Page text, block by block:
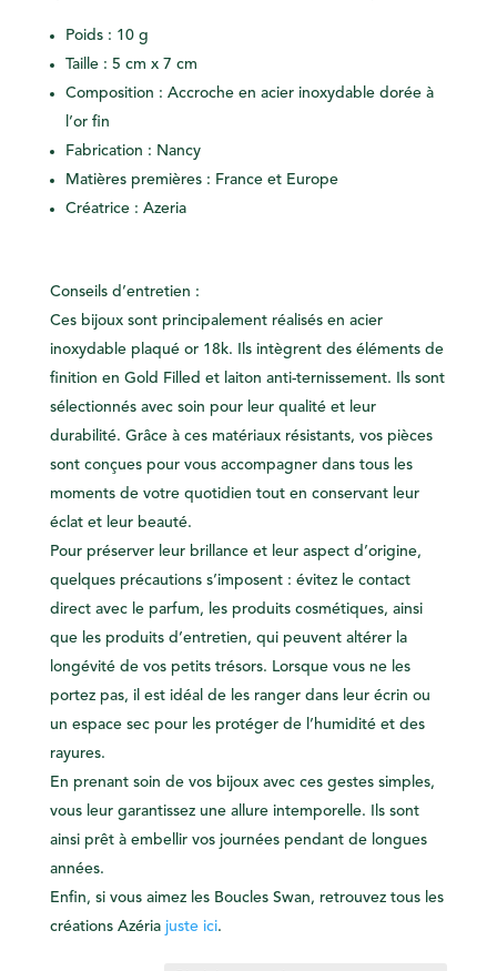
Poids : 10 g
Taille : 5 cm x 7 cm
Composition : Accroche en acier inoxydable dorée à
l’or fin
Fabrication : Nancy
Matières premières : France et Europe
Créatrice : Azeria
Conseils d’entretien :
Ces bijoux sont principalement réalisés en acier
inoxydable plaqué or 18k. Ils intègrent des éléments de
finition en Gold Filled et laiton anti-ternissement. Ils sont
sélectionnés avec soin pour leur qualité et leur
durabilité. Grâce à ces matériaux résistants, vos pièces
sont conçues pour vous accompagner dans tous les
moments de votre quotidien tout en conservant leur
éclat et leur beauté.
Pour préserver leur brillance et leur aspect d’origine,
quelques précautions s’imposent : évitez le contact
direct avec le parfum, les produits cosmétiques, ainsi
que les produits d’entretien, qui peuvent altérer la
longévité de vos petits trésors. Lorsque vous ne les
portez pas, il est idéal de les ranger dans leur écrin ou
un espace sec pour les protéger de l’humidité et des
rayures.
En prenant soin de vos bijoux avec ces gestes simples,
vous leur garantissez une allure intemporelle. Ils sont
ainsi prêt à embellir vos journées pendant de longues
années.
Enfin, si vous aimez les Boucles Swan, retrouvez tous les
créations Azéria juste ici.